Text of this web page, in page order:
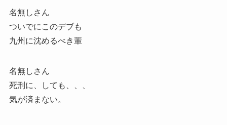
名無しさん
ついでにこのデブも
九州に沈めるべき輩
名無しさん
死刑に、しても、、、
気が済まない。